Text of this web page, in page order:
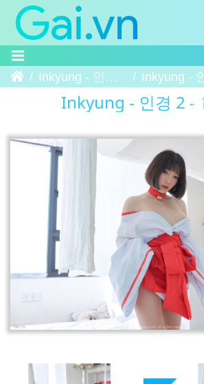
Trang chủInkyung - 인경 2 Inkyung - 인경 2 -
Inkyung - 인경 2 -